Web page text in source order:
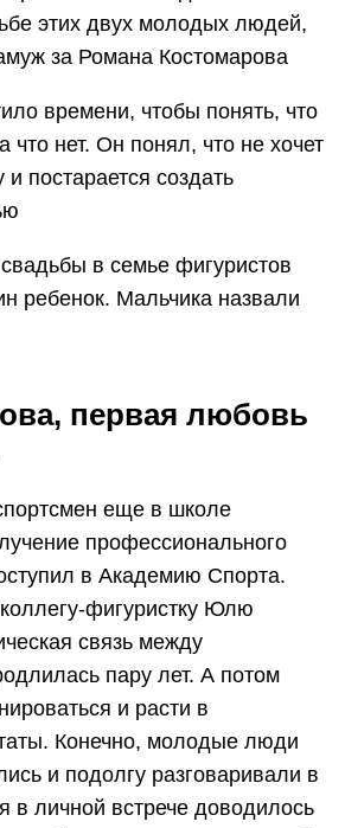
этих двух молодых людей,
за Романа Костомарова
времени, чтобы понять, что
что нет. Он понял, что не хочет
и постарается создать
в семье фигуристов
ребенок. Мальчика назвали
первая любовь
еще в школе
профессионального
в Академию Спорта.
фигуристку Юлю
связь между
пару лет. А потом
и расти в
Конечно, молодые люди
и подолгу разговаривали в
в личной встрече доводилось